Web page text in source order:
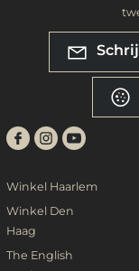
Winkel Haarlem
Winkel Den
Haag
The English